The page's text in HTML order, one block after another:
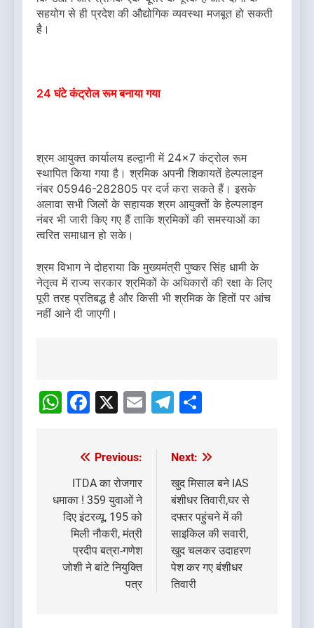
सहयोग से ही प्रदेश की औद्योगिक व्यवस्था मजबूत हो सकती
है।
24 घंटे कंट्रोल रूम बनाया गया
श्रम आयुक्त कार्यालय हल्द्वानी में 24×7 कंट्रोल रूम
स्थापित किया गया है। श्रमिक अपनी शिकायतें हेल्पलाइन
नंबर 05946-282805 पर दर्ज करा सकते हैं। इसके
अलावा सभी जिलों के सहायक श्रम आयुक्तों के हेल्पलाइन
नंबर भी जारी किए गए हैं ताकि श्रमिकों की समस्याओं का
त्वरित समाधान हो सके।
श्रम विभाग ने दोहराया कि मुख्यमंत्री पुष्कर सिंह धामी के
नेतृत्व में राज्य सरकार श्रमिकों के अधिकारों की रक्षा के लिए
पूरी तरह प्रतिबद्ध है और किसी भी श्रमिक के हितों पर आंच
नहीं आने दी जाएगी।
navigation
WhatsApp
Facebook
X EmailTelegram
Post
navigation
Previous:
ITDA का रोजगार
धमाका ! 359 युवाओं ने
दिए इंटरव्यू, 195 को
मिली नौकरी, मंत्री
प्रदीप बत्रा-गणेश
जोशी ने बांटे नियुक्ति
पत्र
Next:
खुद मिसाल बने IAS
बंशीधर तिवारी,घर से
दफ्तर पहुंचने में की
साइकिल की सवारी,
खुद चलकर उदाहरण
पेश कर गए बंशीधर
तिवारी